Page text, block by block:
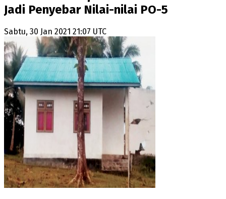
Jadi Penyebar Nilai-nilai PO-5
Sabtu, 30 Jan 2021 21:07 UTC